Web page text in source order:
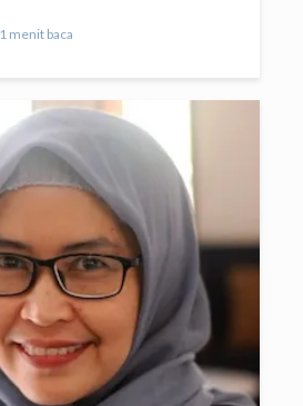
1 menit baca